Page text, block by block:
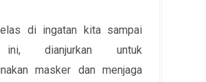
di ingatan kita sampai
dianjurkan untuk
masker dan menjaga